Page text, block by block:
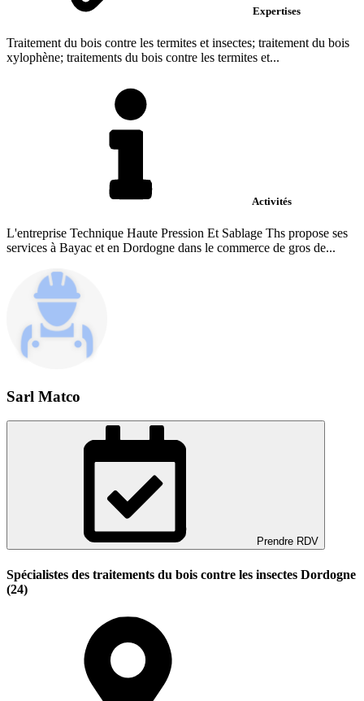
Expertises
Traitement du bois contre les termites et insectes; traitement du bois
xylophène; traitements du bois contre les termites et...
Activités
L'entreprise Technique Haute Pression Et Sablage Ths propose ses
services à Bayac et en Dordogne dans le commerce de gros de...
Sarl Matco
Prendre RDV
Spécialistes des traitements du bois contre les insectes Dordogne
(24)